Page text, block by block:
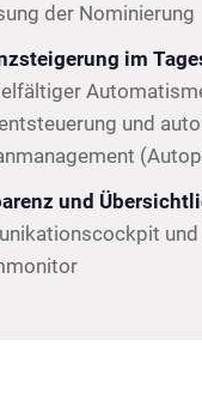
der Nominierung
im
und
und
und